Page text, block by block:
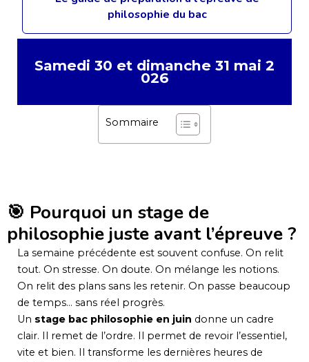
philosophie du bac
Samedi 30 et dimanche 31 mai 2
026
Sommaire
🎯 Pourquoi un stage de
philosophie juste avant l’épreuve ?
La semaine précédente est souvent confuse. On relit
tout. On stresse. On doute. On mélange les notions.
On relit des plans sans les retenir. On passe beaucoup
de temps… sans réel progrès.
Un stage bac philosophie en juin donne un cadre
clair. Il remet de l’ordre. Il permet de revoir l’essentiel,
vite et bien. Il transforme les dernières heures de